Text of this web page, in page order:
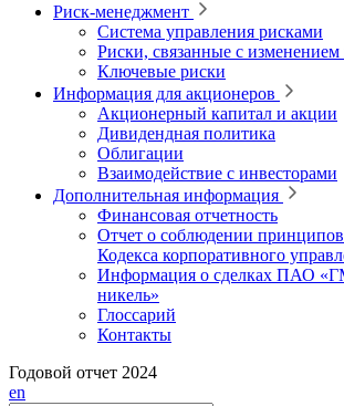
Риск-менеджмент
Система управления рисками
Риски, связанные с изменением
Ключевые риски
Информация для акционеров
Акционерный капитал и акции
Дивидендная политика
Облигации
Взаимодействие с инвесторами
Дополнительная информация
Финансовая отчетность
Отчет о соблюдении
Кодекса корпоративного
Информация о сделках ПАО
никель»
Глоссарий
Контакты
Годовой отчет 2024
en